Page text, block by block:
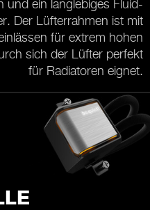
und ein langlebiges Fluid-
Der Lüfterrahmen ist mit
für extrem hohen
sich der Lüfter perfekt
für Radiatoren eignet.